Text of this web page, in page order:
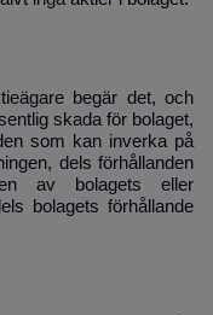
begär det, och
skada för bolaget,
som kan inverka på
dels förhållanden
av bolagets eller
bolagets förhållande